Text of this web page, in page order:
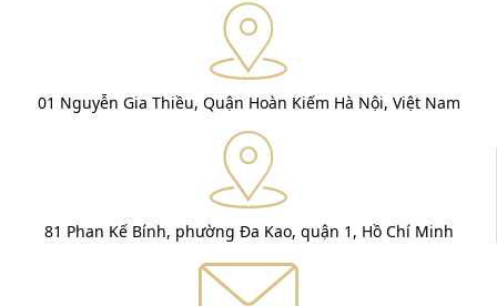
01 Nguyễn Gia Thiều, Quận Hoàn Kiếm Hà Nội, Việt Nam
81 Phan Kế Bính, phường Đa Kao, quận 1, Hồ Chí Minh